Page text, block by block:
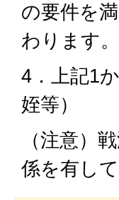
の要件を
わります。
4．上記1
姪等）
（注意）
係を有し